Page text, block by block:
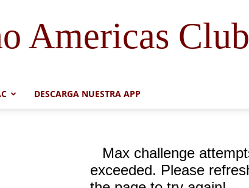
Americas Club
DESCARGA NUESTRA APP